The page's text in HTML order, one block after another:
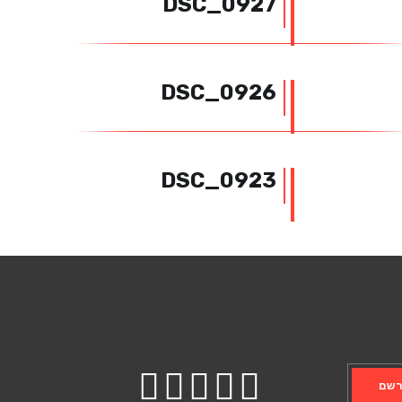
DSC_0926
DSC_0923